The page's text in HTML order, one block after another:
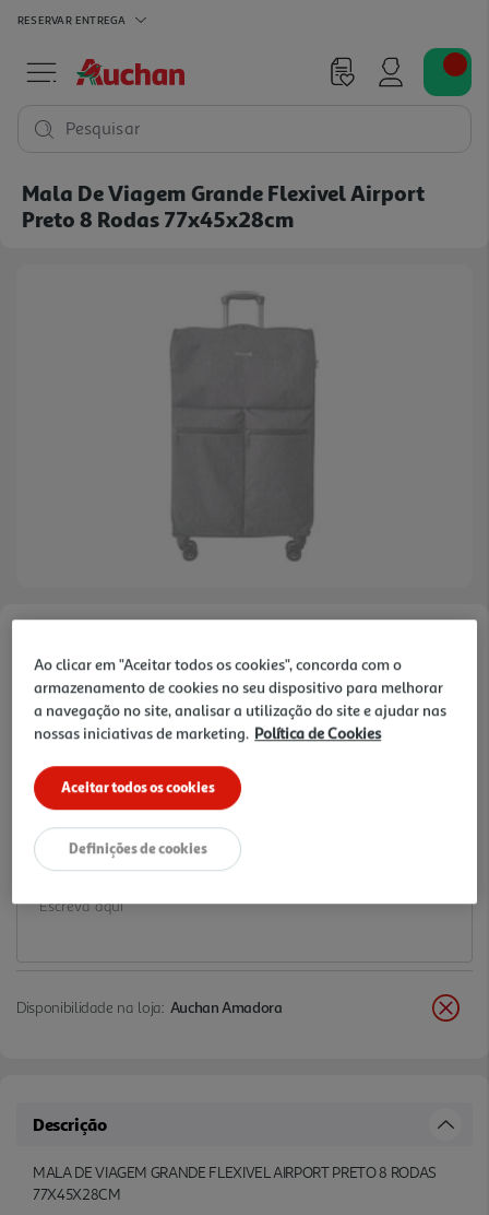
RESERVAR ENTREGA
Pesquisar
Mala De Viagem Grande Flexivel Airport
Preto 8 Rodas 77x45x28cm
Ref. / EAN:3665257522667
74.99 €/un
74,99 €
Notas de preparação
Disponibilidade na loja: Auchan Amadora
Descrição
MALA DE VIAGEM GRANDE FLEXIVEL AIRPORT PRETO 8 RODAS
77X45X28CM
Ao clicar em "Aceitar todos os cookies", concorda com o
armazenamento de cookies no seu dispositivo para melhorar
a navegação no site, analisar a utilização do site e ajudar nas
nossas iniciativas de marketing. Política de Cookies
Aceitar todos os cookies
Definições de cookies